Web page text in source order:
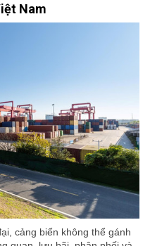
Nam
cảng biển không thể gánh